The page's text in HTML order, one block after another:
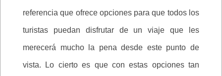
referencia que ofrece opciones para que todos los
turistas puedan disfrutar de un viaje que les
merecerá mucho la pena desde este punto de
vista. Lo cierto es que con estas opciones tan